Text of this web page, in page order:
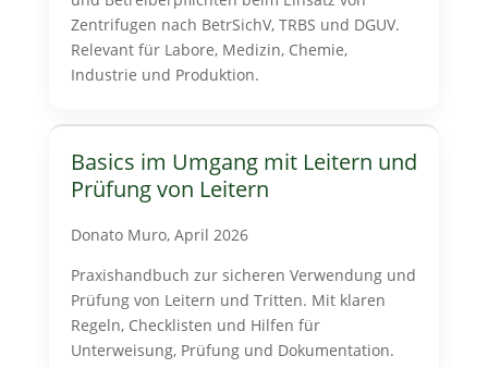
Zentrifugen nach BetrSichV, TRBS und DGUV.
Relevant für Labore, Medizin, Chemie,
Industrie und Produktion.
Basics im Umgang mit Leitern und
Prüfung von Leitern
Donato Muro, April 2026
Praxishandbuch zur sicheren Verwendung und
Prüfung von Leitern und Tritten. Mit klaren
Regeln, Checklisten und Hilfen für
Unterweisung, Prüfung und Dokumentation.